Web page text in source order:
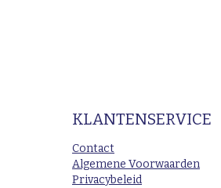
KLANTENSERVICE
Contact
Algemene Voorwaarden
Privacybeleid